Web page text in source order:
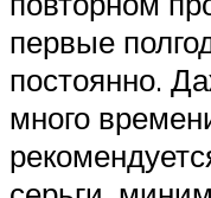
первые
постоянно.
много